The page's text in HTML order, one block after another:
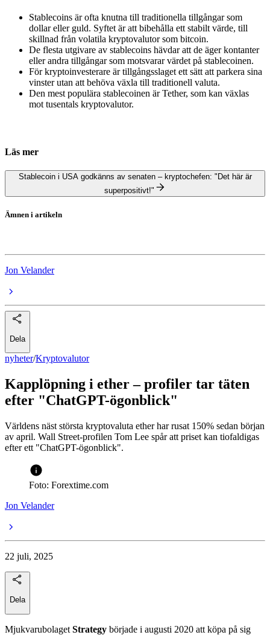
Stablecoins är ofta knutna till traditionella tillgångar som
dollar eller guld. Syftet är att bibehålla ett stabilt värde, till
skillnad från volatila kryptovalutor som bitcoin.
De flesta utgivare av stablecoins hävdar att de äger kontanter
eller andra tillgångar som motsvarar värdet på stablecoinen.
För kryptoinvesterare är tillgångsslaget ett sätt att parkera sina
vinster utan att behöva växla till traditionell valuta.
Den mest populära stablecoinen är Tether, som kan växlas
mot tusentals kryptovalutor.
Läs mer
Stablecoin i USA godkänns av senaten – kryptochefen: "Det här är
superpositivt!"
Ämnen i artikeln
Jon Velander
Dela
nyheter/Kryptovalutor
Kapplöpning i ether – profiler tar täten
efter "ChatGPT-ögonblick"
Världens näst största kryptovaluta ether har rusat 150% sedan början
av april. Wall Street-profilen Tom Lee spår att priset kan tiofaldigas
efter ett "ChatGPT-ögonblick".
Foto: Forextime.com
Jon Velander
22 juli, 2025
Dela
Mjukvarubolaget Strategy började i augusti 2020 att köpa på sig